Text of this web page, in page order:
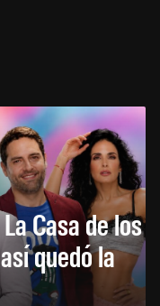
Casa de los
quedó la